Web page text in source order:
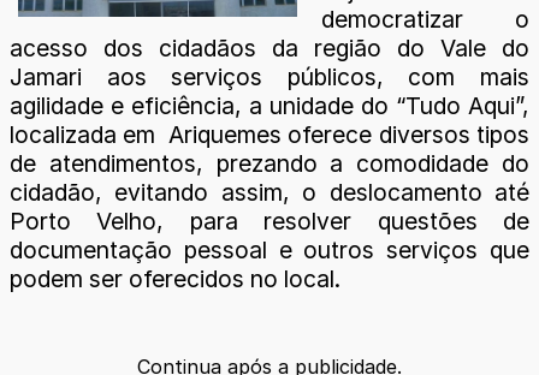
democratizar o
acesso dos cidadãos da região do Vale do
Jamari aos serviços públicos, com mais
agilidade e eficiência, a unidade do “Tudo Aqui”,
localizada em Ariquemes oferece diversos tipos
de atendimentos, prezando a comodidade do
cidadão, evitando assim, o deslocamento até
Porto Velho, para resolver questões de
documentação pessoal e outros serviços que
podem ser oferecidos no local.
Continua após a publicidade.